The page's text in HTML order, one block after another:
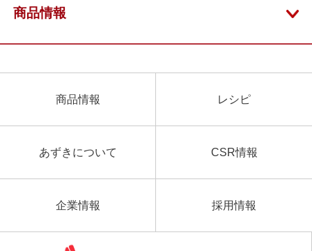
商品情報
商品情報 レシピ
あずきについて CSR情報
企業情報 採用情報